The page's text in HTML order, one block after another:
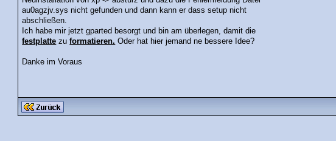
au0agzjv.sys nicht gefunden und dann kann er dass setup nicht
abschließen.
Ich habe mir jetzt gparted besorgt und bin am überlegen, damit die
festplatte zuformatieren. Oder hat hier jemand ne bessere Idee?
Danke im Voraus